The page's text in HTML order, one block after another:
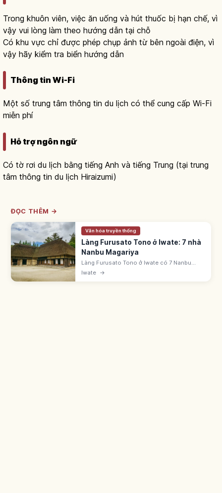
Trong khuôn viên, việc ăn uống và hút thuốc bị hạn chế, vì
vậy vui lòng làm theo hướng dẫn tại chỗ
Có khu vực chỉ được phép chụp ảnh từ bên ngoài điện, vì
vậy hãy kiểm tra biển hướng dẫn
Thông tin Wi-Fi
Một số trung tâm thông tin du lịch có thể cung cấp Wi-Fi
miễn phí
Hỗ trợ ngôn ngữ
Có tờ rơi du lịch bằng tiếng Anh và tiếng Trung (tại trung
tâm thông tin du lịch Hiraizumi)
ĐỌC THÊM →
Văn hóa truyền thống
Làng Furusato Tono ở Iwate: 7 nhà
Nanbu Magariya
Làng Furusato Tono ở Iwate có 7 Nanbu
Magariya (nhà chữ L có chuồng ngựa) cuối
Iwate →